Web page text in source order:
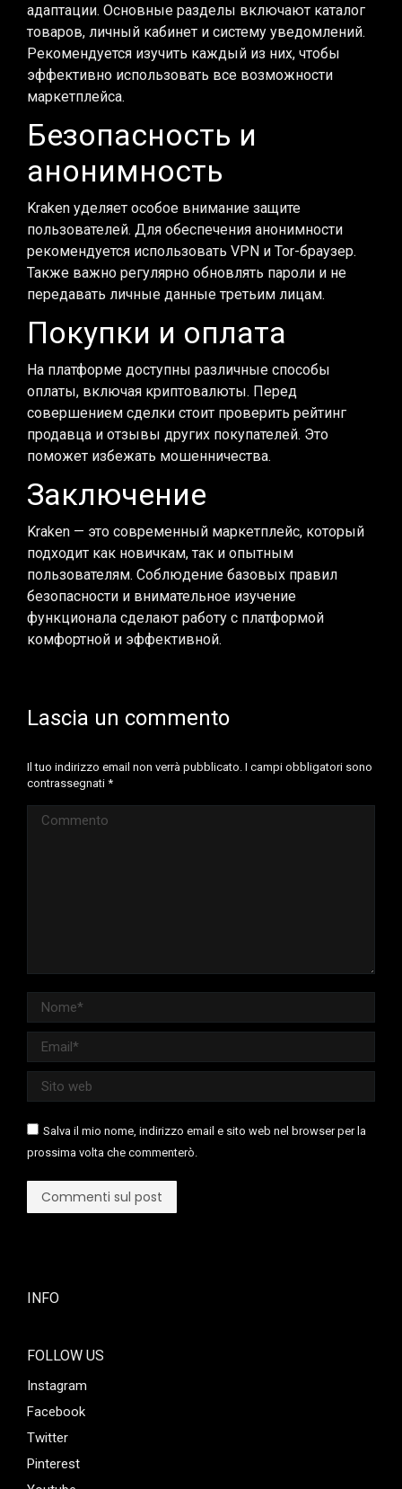
адаптации. Основные разделы включают каталог
товаров, личный кабинет и систему уведомлений.
Рекомендуется изучить каждый из них, чтобы
эффективно использовать все возможности
маркетплейса.
Безопасность и
анонимность
Kraken уделяет особое внимание защите
пользователей. Для обеспечения анонимности
рекомендуется использовать VPN и Tor-браузер.
Также важно регулярно обновлять пароли и не
передавать личные данные третьим лицам.
Покупки и оплата
На платформе доступны различные способы
оплаты, включая криптовалюты. Перед
совершением сделки стоит проверить рейтинг
продавца и отзывы других покупателей. Это
поможет избежать мошенничества.
Заключение
Kraken — это современный маркетплейс, который
подходит как новичкам, так и опытным
пользователям. Соблюдение базовых правил
безопасности и внимательное изучение
функционала сделают работу с платформой
комфортной и эффективной.
Lascia un commento
Il tuo indirizzo email non verrà pubblicato. I campi obbligatori sono
contrassegnati *
Commento
Nome *
Email *
Sito web
Salva il mio nome, indirizzo email e sito web nel browser per la
prossima volta che commenterò.
Commenti sul post
INFO
FOLLOW US
Instagram
Facebook
Twitter
Pinterest